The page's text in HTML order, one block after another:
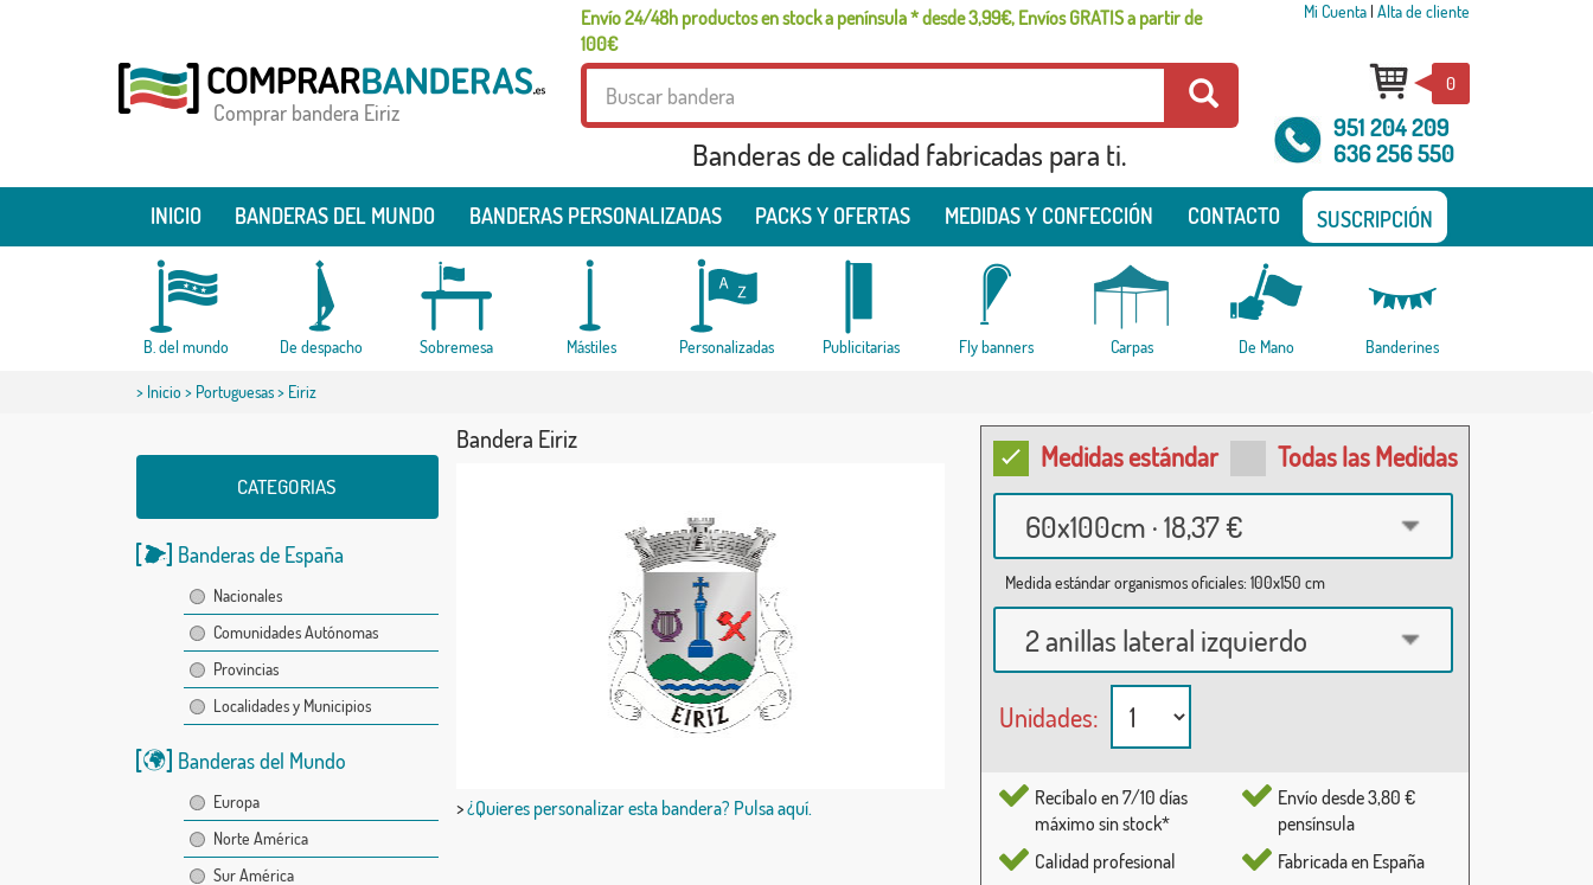
Envío 24/48h productos en stock a península * desde 3,99€, Envíos GRATIS a partir de
100€
Mi Cuenta| Alta de cliente
Comprar bandera Eiriz
Banderas de calidad fabricadas para ti.
0
951 204 209
636 256 550
INICIO BANDERAS DEL MUNDO BANDERAS PERSONALIZADAS PACKS Y OFERTAS MEDIDAS Y CONFECCIÓN CONTACTO SUSCRIPCIÓN
B. del mundo De despacho Sobremesa Mástiles Personalizadas Publicitarias Fly banners Carpas De Mano Banderines
> Inicio> Portuguesas> Eiriz
CATEGORIAS
Banderas de España
Nacionales
Comunidades Autónomas
Provincias
Localidades y Municipios
Banderas del Mundo
Europa
Norte América
Sur América
Bandera Eiriz
>¿Quieres personalizar esta bandera? Pulsa aquí.
Medidas estándar Todas las Medidas
60x100cm · 18,37 €
Medida estándar organismos oficiales: 100x150 cm
2 anillas lateral izquierdo
Unidades:
Recíbalo en 7/10 días
máximo sin stock*
Calidad profesional
Envío desde 3,80 €
pensínsula
Fabricada en España